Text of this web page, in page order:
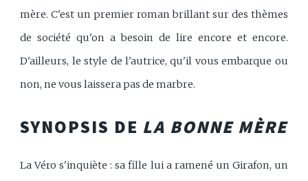
mère. C'est un premier roman brillant sur des thèmes
de société qu'on a besoin de lire encore et encore.
D'ailleurs, le style de l'autrice, qu'il vous embarque ou
non, ne vous laissera pas de marbre.
SYNOPSIS DE LA BONNE MÈRE
La Véro s'inquiète : sa fille lui a ramené un Girafon, un